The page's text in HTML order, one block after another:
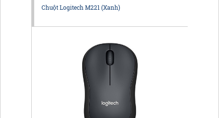
Chuột Logitech M221 (Xanh)